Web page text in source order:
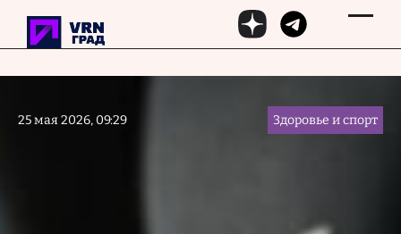
Перейти к основному содержанию
25 мая 2026, 09:29 Здоровье и спорт